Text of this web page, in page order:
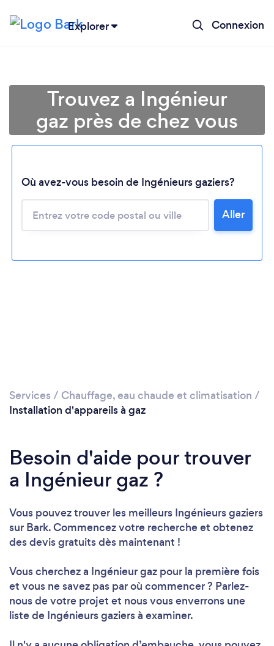
Explorer Connexion
Chargement...
Trouvez a Ingénieur
gaz près de chez vous
Où avez-vous besoin de Ingénieurs gaziers?
Aller
Services / Chauffage, eau chaude et climatisation /
Installation d'appareils à gaz
Besoin d'aide pour trouver
a Ingénieur gaz ?
Vous pouvez trouver les meilleurs Ingénieurs gaziers
sur Bark. Commencez votre recherche et obtenez
des devis gratuits dès maintenant !
Vous cherchez a Ingénieur gaz pour la première fois
et vous ne savez pas par où commencer ? Parlez-
nous de votre projet et nous vous enverrons une
liste de Ingénieurs gaziers à examiner.